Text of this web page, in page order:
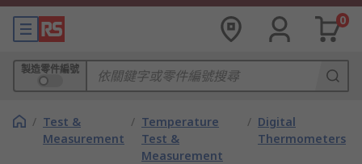
0
製造零件編號
/ Test &
Measurement
/ Temperature
Test &
Measurement
/ Digital
Thermometers